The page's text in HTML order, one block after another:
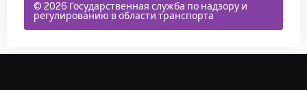
© 2026 Государственная служба по надзору и
регулированию в области транспорта